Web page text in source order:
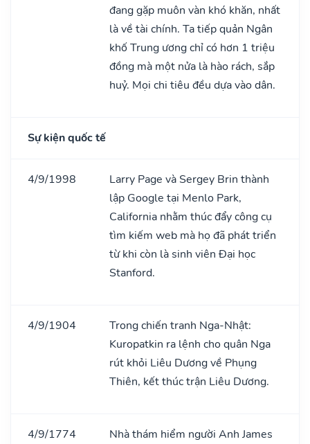
đang gặp muôn vàn khó khăn, nhất
là về tài chính. Ta tiếp quản Ngân
khố Trung ương chỉ có hơn 1 triệu
đồng mà một nửa là hào rách, sắp
huỷ. Mọi chi tiêu đều dựa vào dân.
Sự kiện quốc tế
4/9/1998
Larry Page và Sergey Brin thành
lập Google tại Menlo Park,
California nhằm thúc đẩy công cụ
tìm kiếm web mà họ đã phát triển
từ khi còn là sinh viên Đại học
Stanford.
4/9/1904
Trong chiến tranh Nga-Nhật:
Kuropatkin ra lệnh cho quân Nga
rút khỏi Liêu Dương về Phụng
Thiên, kết thúc trận Liêu Dương.
4/9/1774
Nhà thám hiểm người Anh James